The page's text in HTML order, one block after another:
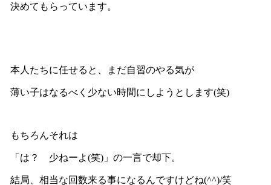
決めてもらっています。
本人たちに任せると、まだ自習のやる気が
薄い子はなるべく少ない時間にしようとします(笑)
もちろんそれは
「は？ 少ねーよ(笑)」の一言で却下。
結局、相当な回数来る事になるんですけどね(^^)/笑